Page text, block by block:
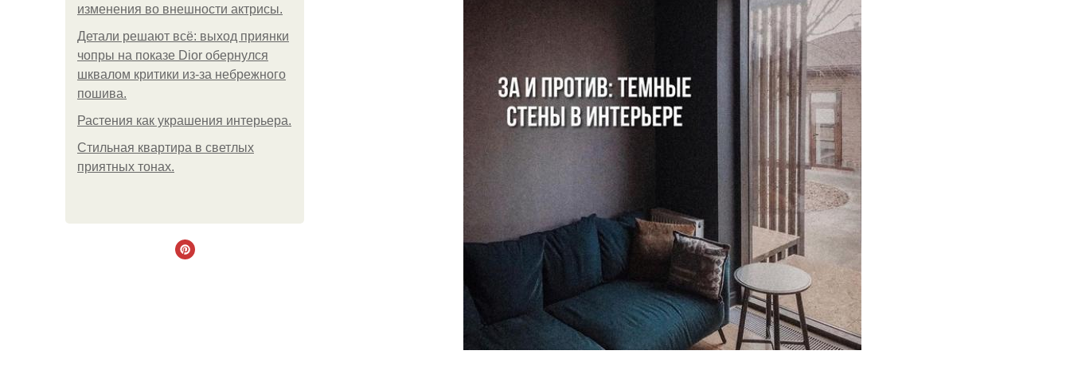
изменения во внешности актрисы.
Детали решают всё: выход приянки
чопры на показе Dior обернулся
шквалом критики из-за небрежного
пошива.
Растения как украшения интерьера.
Стильная квартира в светлых
приятных тонах.